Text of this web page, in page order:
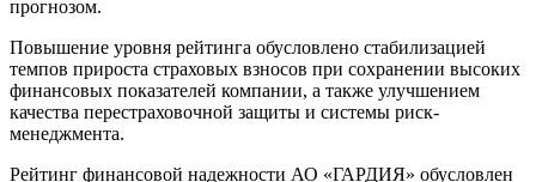
прогнозом.
Повышение уровня рейтинга обусловлено стабилизацией
темпов прироста страховых взносов при сохранении высоких
финансовых показателей компании, а также улучшением
качества перестраховочной защиты и системы риск-
менеджмента.
Рейтинг финансовой надежности АО «ГАРДИЯ» обусловлен